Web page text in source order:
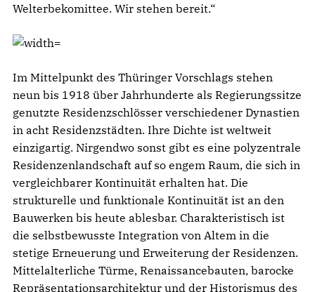
Welterbekomittee. Wir stehen bereit.“
Im Mittelpunkt des Thüringer Vorschlags stehen
neun bis 1918 über Jahrhunderte als Regierungssitze
genutzte Residenzschlösser verschiedener Dynastien
in acht Residenzstädten. Ihre Dichte ist weltweit
einzigartig. Nirgendwo sonst gibt es eine polyzentrale
Residenzenlandschaft auf so engem Raum, die sich in
vergleichbarer Kontinuität erhalten hat. Die
strukturelle und funktionale Kontinuität ist an den
Bauwerken bis heute ablesbar. Charakteristisch ist
die selbstbewusste Integration von Altem in die
stetige Erneuerung und Erweiterung der Residenzen.
Mittelalterliche Türme, Renaissancebauten, barocke
Repräsentationsarchitektur und der Historismus des